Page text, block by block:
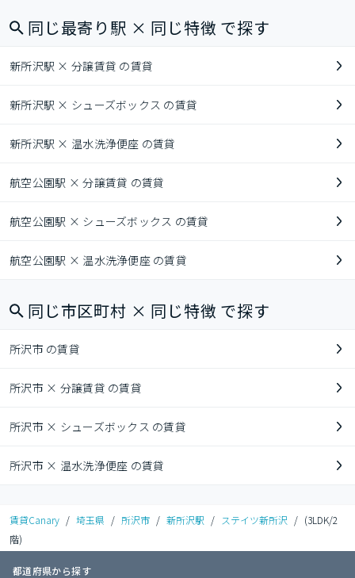
同じ最寄り駅 × 同じ特徴 で探す
新所沢駅 × 分譲賃貸 の賃貸
新所沢駅 × シューズボックス の賃貸
新所沢駅 × 温水洗浄便座 の賃貸
航空公園駅 × 分譲賃貸 の賃貸
航空公園駅 × シューズボックス の賃貸
航空公園駅 × 温水洗浄便座 の賃貸
同じ市区町村 × 同じ特徴 で探す
所沢市 の賃貸
所沢市 × 分譲賃貸 の賃貸
所沢市 × シューズボックス の賃貸
所沢市 × 温水洗浄便座 の賃貸
賃貸Canary / 埼玉県 / 所沢市 / 新所沢駅 / ステイツ新所沢 / (3LDK/2
階)
都道府県から探す